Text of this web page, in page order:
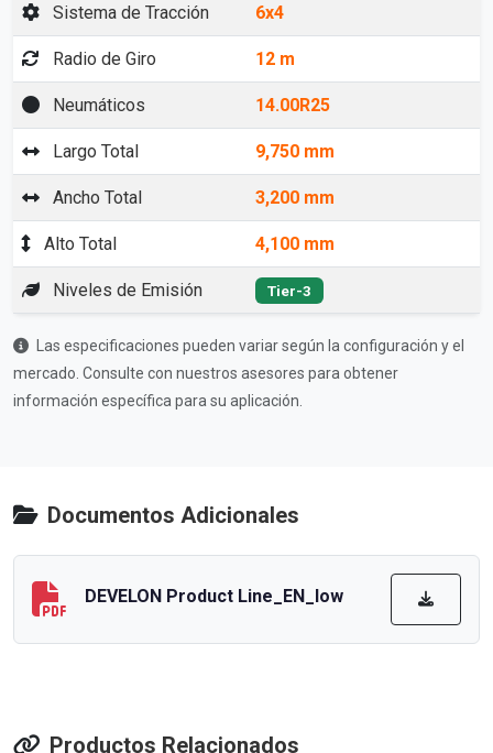
Sistema de Tracción 6x4
Radio de Giro 12 m
Neumáticos 14.00R25
Largo Total 9,750 mm
Ancho Total 3,200 mm
Alto Total 4,100 mm
Niveles de Emisión Tier-3
Las especificaciones pueden variar según la configuración y el
mercado. Consulte con nuestros asesores para obtener
información específica para su aplicación.
Documentos Adicionales
DEVELON Product Line_EN_low
Productos Relacionados